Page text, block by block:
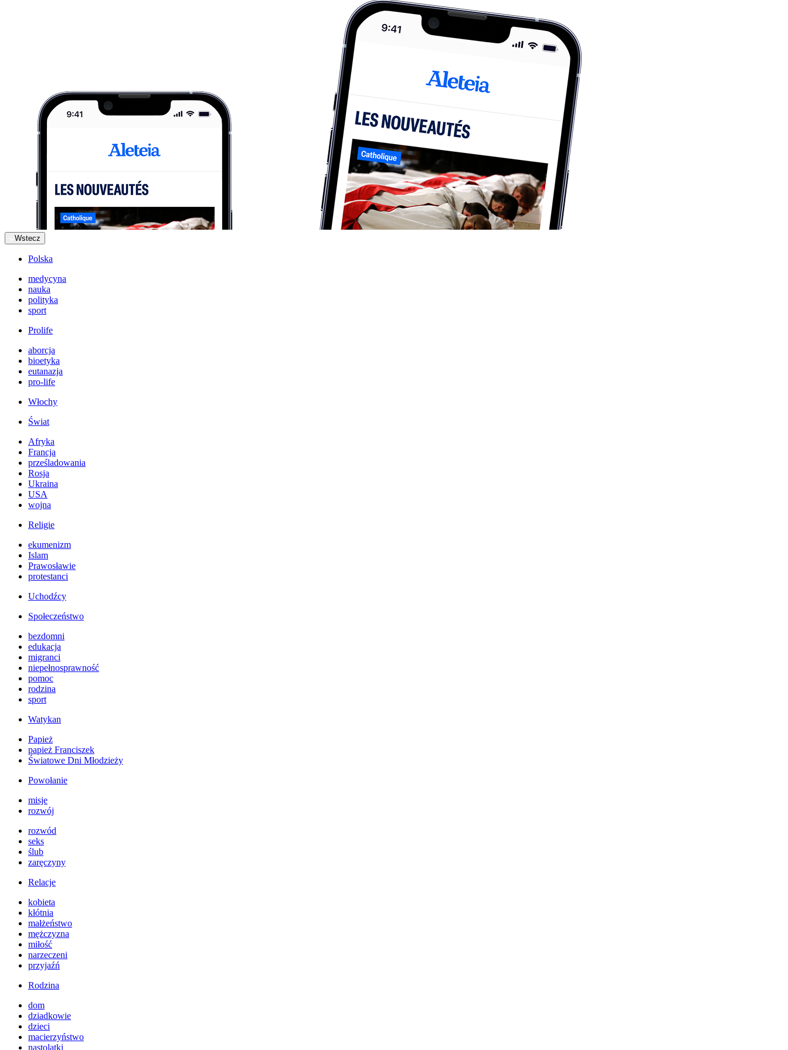
Wstecz
Polska
medycyna
nauka
polityka
sport
Prolife
aborcja
bioetyka
eutanazja
pro-life
Włochy
Świat
Afryka
Francja
prześladowania
Rosja
Ukraina
USA
wojna
Religie
ekumenizm
Islam
Prawosławie
protestanci
Uchodźcy
Społeczeństwo
bezdomni
edukacja
migranci
niepełnosprawność
pomoc
rodzina
sport
Watykan
Papież
papież Franciszek
Światowe Dni Młodzieży
Powołanie
misje
rozwój
rozwód
seks
ślub
zaręczyny
Relacje
kobieta
kłótnia
małżeństwo
mężczyzna
miłość
narzeczeni
przyjaźń
Rodzina
dom
dziadkowie
dzieci
macierzyństwo
nastolatki